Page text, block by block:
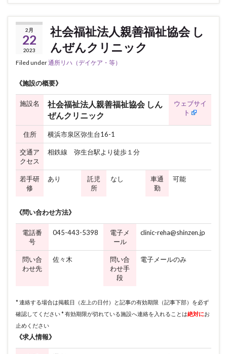
2月
22
2023
社会福祉法人親善福祉協会 し
んぜんクリニック
Filed under通所リハ（デイケア・等）
《施設の概要》
施設名
社会福祉法人親善福祉協会 しん
ぜんクリニック
ウェブサイ
ト
住所 横浜市泉区弥生台16-1
交通ア
クセス
相鉄線 弥生台駅より徒歩１分
若手研
修
あり
託児
所
なし
車通
勤
可能
《問い合わせ方法》
電話番
号
045-443-5398
電子メ
ール
clinic-reha@shinzen.jp
問い合
わせ先
佐々木
問い合
わせ手
段
電子メールのみ
* 連絡する場合は掲載日（左上の日付）と記事の有効期限（記事下部）を必ず
確認してください * 有効期限が切れている施設へ連絡を入れることは絶対にお
止めください
《求人情報》